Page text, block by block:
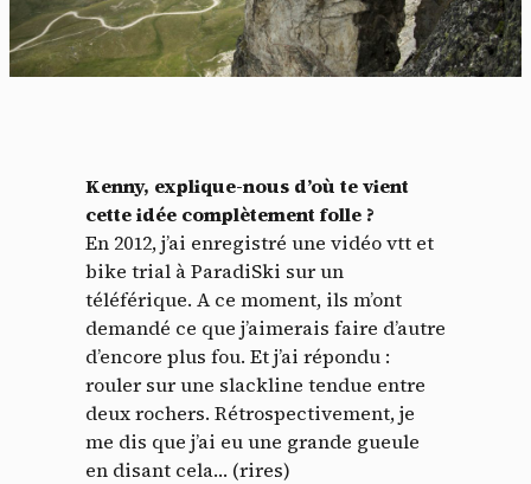
Kenny, explique-nous d’où te vient
cette idée complètement folle ?
En 2012, j’ai enregistré une vidéo vtt et
bike trial à ParadiSki sur un
téléférique. A ce moment, ils m’ont
demandé ce que j’aimerais faire d’autre
d’encore plus fou. Et j’ai répondu :
rouler sur une slackline tendue entre
deux rochers. Rétrospectivement, je
me dis que j’ai eu une grande gueule
en disant cela… (rires)